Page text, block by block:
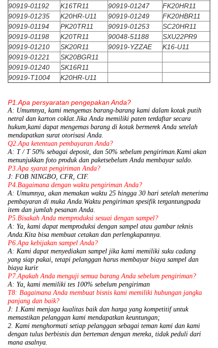
90919-01192
K16TR11 90919-01247
FK20HR11
90919-01235
K20HR-U11 90919-01249
FK20HBR11
90919-01194
PK20TR11 90919-01253
SC20HR11
90919-01198
K20TR11 90048-51188
SXU22PR9
90919-01210
SK20R11 90919-YZZAE
K16-U11
90919-01221
SK20BGR11
90919-01240
SK16R11
90919-T1004
K20HR-U11
P1.Apa persyaratan pengepakan Anda?
A: Umumnya, kami mengemas barang-barang kami dalam kotak putih
netral dan karton coklat.Jika Anda memiliki paten terdaftar secara
hukum,kami dapat mengemas barang di kotak bermerek Anda setelah
mendapatkan surat otorisasi Anda.
Q2.Apa ketentuan pembayaran Anda?
A: T / T 50% sebagai deposit, dan 50% sebelum pengiriman.Kami akan
menunjukkan foto produk dan paketsebelum Anda membayar saldo.
P3.Apa syarat pengiriman Anda?
J: FOB NINGBO, CFR, CIF.
P4.Bagaimana dengan waktu pengiriman Anda?
A: Umumnya, akan memakan waktu 25 hingga 30 hari setelah menerima
pembayaran di muka Anda.Waktu pengiriman spesifik tergantungpada
item dan jumlah pesanan Anda.
P5.Bisakah Anda memproduksi sesuai dengan sampel?
A: Ya, kami dapat memproduksi dengan sampel atau gambar teknis
Anda.Kita bisa membuat cetakan dan perlengkapannya.
P6.Apa kebijakan sampel Anda?
A: Kami dapat menyediakan sampel jika kami memiliki suku cadang
yang siap pakai, tetapi pelanggan harus membayar biaya sampel dan
biaya kurir.
P7.Apakah Anda menguji semua barang Anda sebelum pengiriman?
A: Ya, kami memiliki tes 100% sebelum pengiriman
T8: Bagaimana Anda membuat bisnis kami memiliki hubungan jangka
panjang dan baik?
J: 1.Kami menjaga kualitas baik dan harga yang kompetitif untuk
memastikan pelanggan kami mendapatkan keuntungan;
2. Kami menghormati setiap pelanggan sebagai teman kami dan kami
dengan tulus berbisnis dan berteman dengan mereka, tidak peduli dari
mana asalnya.